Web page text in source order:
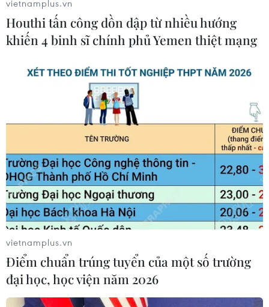
Vân Anh (TTXVN)
#Giá dầu #Doanh số bán nhà
#Kích thích kinh tế
#Độc thân
#Trái phiếu Anh Mỹ
vietnamplus.vn
Houthi tấn công dồn dập từ nhiều hướng
khiến 4 binh sĩ chính phủ Yemen thiệt mạng
vietnamplus.vn
Điểm chuẩn trúng tuyển của một số trường
đại học, học viện năm 2026